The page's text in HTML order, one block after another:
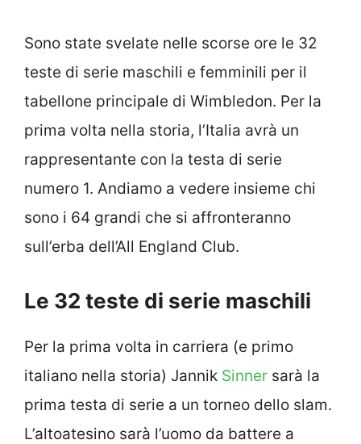
Sono state svelate nelle scorse ore le 32
teste di serie maschili e femminili per il
tabellone principale di Wimbledon. Per la
prima volta nella storia, l’Italia avrà un
rappresentante con la testa di serie
numero 1. Andiamo a vedere insieme chi
sono i 64 grandi che si affronteranno
sull’erba dell’All England Club.
Le 32 teste di serie maschili
Per la prima volta in carriera (e primo
italiano nella storia) Jannik Sinner sarà la
prima testa di serie a un torneo dello slam.
L’altoatesino sarà l’uomo da battere a